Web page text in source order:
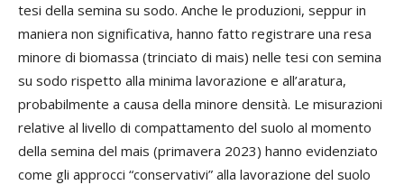
tesi della semina su sodo. Anche le produzioni, seppur in
maniera non significativa, hanno fatto registrare una resa
minore di biomassa (trinciato di mais) nelle tesi con semina
su sodo rispetto alla minima lavorazione e all’aratura,
probabilmente a causa della minore densità. Le misurazioni
relative al livello di compattamento del suolo al momento
della semina del mais (primavera 2023) hanno evidenziato
come gli approcci “conservativi” alla lavorazione del suolo